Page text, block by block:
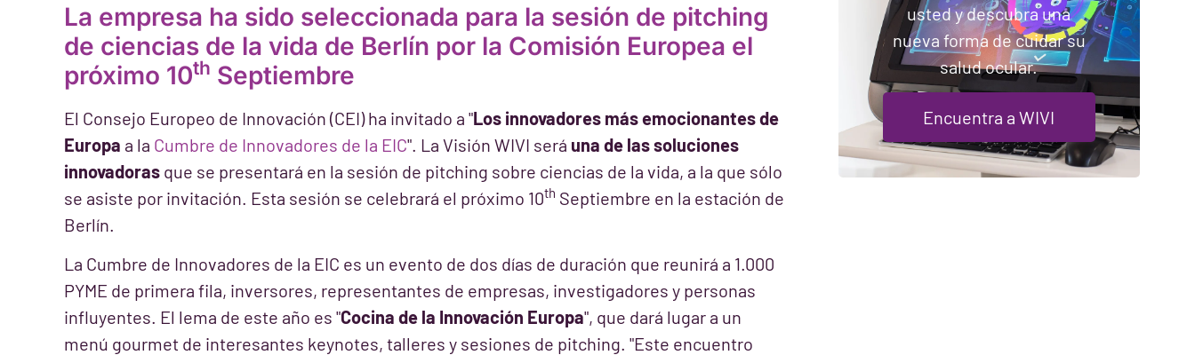
La empresa ha sido seleccionada para la sesión de pitching
de ciencias de la vida de Berlín por la Comisión Europea el
próximo 10th Septiembre
El Consejo Europeo de Innovación (CEI) ha invitado a "Los innovadores más emocionantes de
Europa a la Cumbre de Innovadores de la EIC". La Visión WIVI será una de las soluciones
innovadoras que se presentará en la sesión de pitching sobre ciencias de la vida, a la que sólo
se asiste por invitación. Esta sesión se celebrará el próximo 10th Septiembre en la estación de
Berlín.
La Cumbre de Innovadores de la EIC es un evento de dos días de duración que reunirá a 1.000
PYME de primera fila, inversores, representantes de empresas, investigadores y personas
influyentes. El lema de este año es "Cocina de la Innovación Europa", que dará lugar a un
menú gourmet de interesantes keynotes, talleres y sesiones de pitching. "Este encuentro
usted y descubra una
nueva forma de cuidar su
salud ocular.
Encuentra a WIVI